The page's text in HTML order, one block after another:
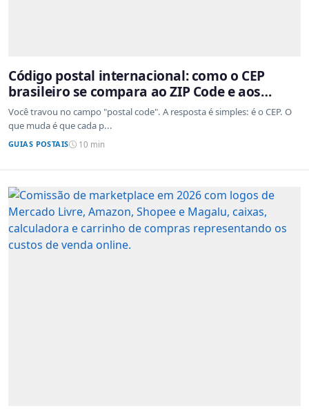
Código postal internacional: como o CEP
brasileiro se compara ao ZIP Code e aos
sistemas de outros países
Você travou no campo "postal code". A resposta é simples: é o CEP. O
que muda é que cada p...
GUIAS POSTAIS 10 min